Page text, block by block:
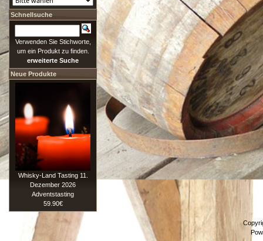
Schnellsuche
Verwenden Sie Stichworte,
um ein Produkt zu finden.
erweiterte Suche
Neue Produkte
Whisky-Land Tasting 11.
Dezember 2026
Adventstasting
59.90€